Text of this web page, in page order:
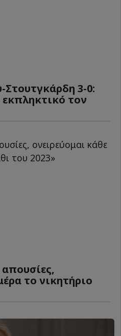
3-0:
τον
απουσίες,
το νικητήριο